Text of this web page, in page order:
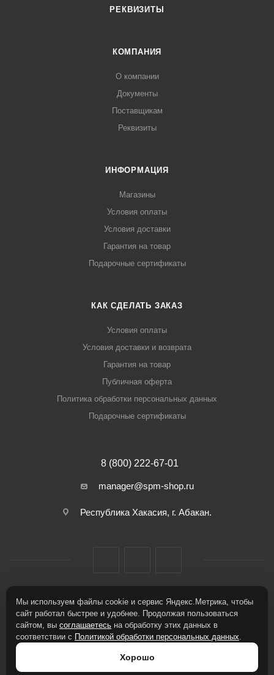
РЕКВИЗИТЫ
КОМПАНИЯ
О компании
Документы
Поставщикам
Реквизиты
ИНФОРМАЦИЯ
Магазины
Условия оплаты
Условия доставки
Гарантия на товар
Подарочные сертификаты
КАК СДЕЛАТЬ ЗАКАЗ
Условия оплаты
Условия доставки и возврата
Гарантия на товар
Публичная оферта
Политика обработки персональных данных
Подарочные сертификаты
8 (800) 222-67-01
manager@spm-shop.ru
Республика Хакасия, г. Абакан.
2026 © Спорт+Мода
Мы используем файлы cookie и сервис Яндекс.Метрика, чтобы
сайт работал быстрее и удобнее. Продолжая пользоваться
сайтом, вы соглашаетесь на обработку этих данных в
соответствии с Политикой обработки персональных данных.
Хорошо